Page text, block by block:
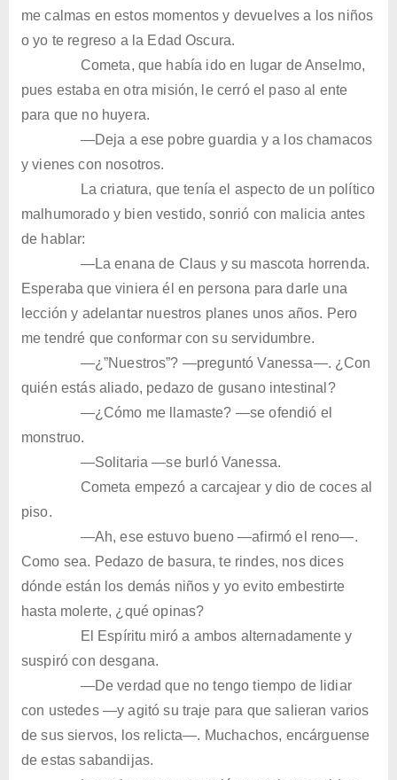
me calmas en estos momentos y devuelves a los niños
o yo te regreso a la Edad Oscura.
Cometa, que había ido en lugar de Anselmo,
pues estaba en otra misión, le cerró el paso al ente
para que no huyera.
—Deja a ese pobre guardia y a los chamacos
y vienes con nosotros.
La criatura, que tenía el aspecto de un político
malhumorado y bien vestido, sonrió con malicia antes
de hablar:
—La enana de Claus y su mascota horrenda.
Esperaba que viniera él en persona para darle una
lección y adelantar nuestros planes unos años. Pero
me tendré que conformar con su servidumbre.
—¿”Nuestros”? —preguntó Vanessa—. ¿Con
quién estás aliado, pedazo de gusano intestinal?
—¿Cómo me llamaste? —se ofendió el
monstruo.
—Solitaria —se burló Vanessa.
Cometa empezó a carcajear y dio de coces al
piso.
—Ah, ese estuvo bueno —afirmó el reno—.
Como sea. Pedazo de basura, te rindes, nos dices
dónde están los demás niños y yo evito embestirte
hasta molerte, ¿qué opinas?
El Espíritu miró a ambos alternadamente y
suspiró con desgana.
—De verdad que no tengo tiempo de lidiar
con ustedes —y agitó su traje para que salieran varios
de sus siervos, los relicta—. Muchachos, encárguense
de estas sabandijas.